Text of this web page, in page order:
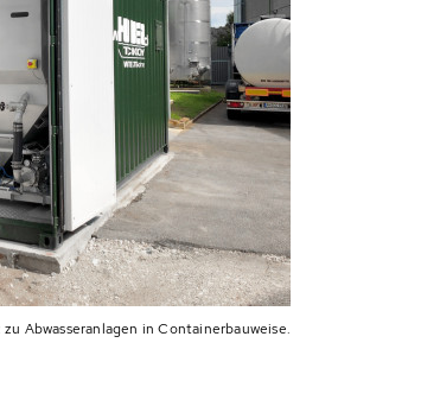
Abwasseranlagen in Containerbauweise.